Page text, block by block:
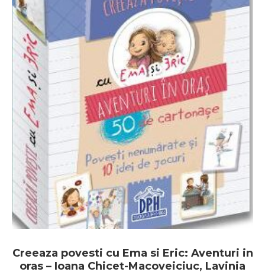
Creeaza povesti cu Ema si Eric: Aventuri in
oras – Ioana Chicet-Macoveiciuc, Lavinia